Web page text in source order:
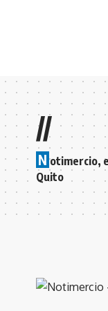
//
N otimercio,
Quito